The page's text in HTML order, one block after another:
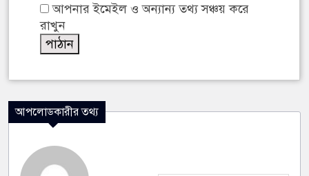
আপনার ইমেইল ও অন্যান্য তথ্য সঞ্চয় করে
রাখুন
আপলোডকারীর তথ্য